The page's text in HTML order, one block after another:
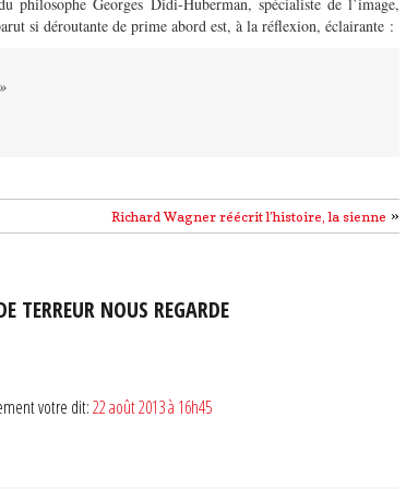
philosophe Georges Didi-Huberman, spécialiste de l’image,
si déroutante de prime abord est, à la réflexion, éclairante :
Richard Wagner réécrit l’histoire, la sienne »
TERREUR NOUS REGARDE
votre dit:22 août 2013 à 16h45